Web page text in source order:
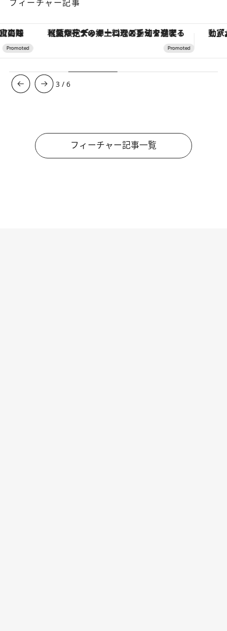
フィーチャー記事
【夏限定ディナーコース】旬を迎える稚鮎や花ズッキーニなどをイタリア・トスカーナの郷土料理の手法で満喫！
3 /6
フィーチャー記事一覧